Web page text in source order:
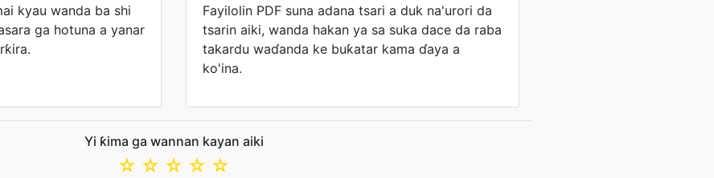
kyau wanda ba shi
ga hotuna a yanar
Fayilolin PDF suna adana tsari a duk na'urori da
tsarin aiki, wanda hakan ya sa suka dace da raba
takardu waɗanda ke buƙatar kama ɗaya a
ko'ina.
Yi ƙima ga wannan kayan aiki
☆
☆
☆
☆
☆